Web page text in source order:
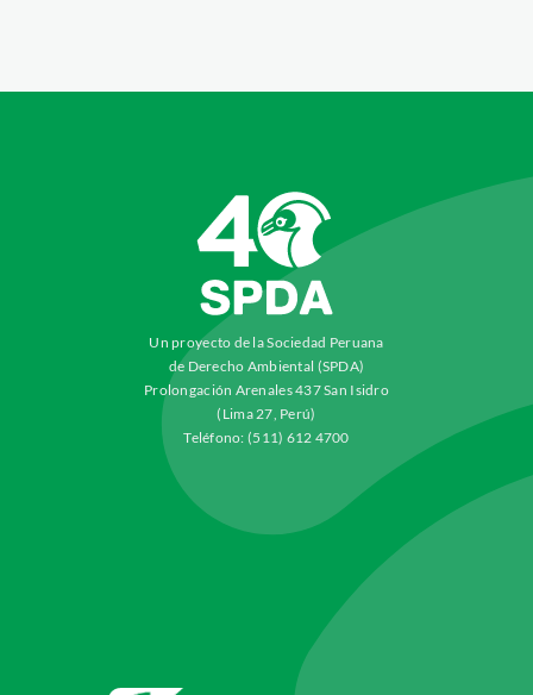
Un proyecto de la Sociedad Peruana
de Derecho Ambiental (SPDA)
Prolongación Arenales 437 San Isidro
(Lima 27, Perú)
Teléfono: (511) 612 4700